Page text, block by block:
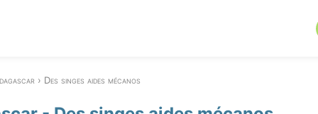
Des singes aides mécanos